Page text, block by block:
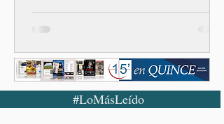
#LoMásLeído